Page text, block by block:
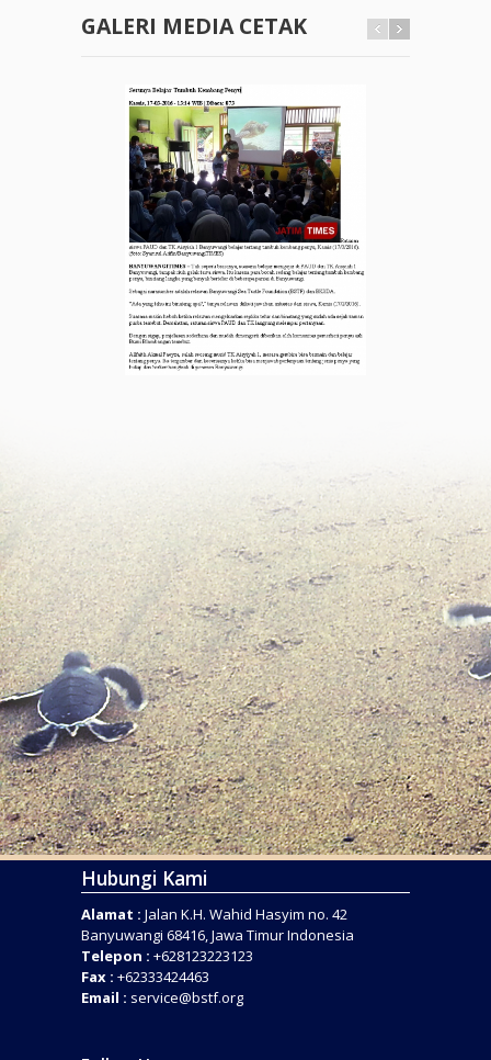
GALERI MEDIA CETAK
Hubungi Kami
Alamat : Jalan K.H. Wahid Hasyim no. 42
Banyuwangi 68416, Jawa Timur Indonesia
Telepon : +628123223123
Fax : +62333424463
Email : service@bstf.org